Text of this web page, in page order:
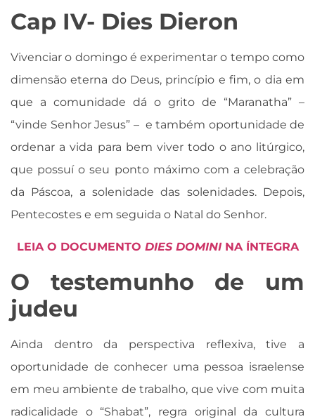
Cap IV- Dies Dieron
Vivenciar o domingo é experimentar o tempo como
dimensão eterna do Deus, princípio e fim, o dia em
que a comunidade dá o grito de “Maranatha” –
“vinde Senhor Jesus” – e também oportunidade de
ordenar a vida para bem viver todo o ano litúrgico,
que possuí o seu ponto máximo com a celebração
da Páscoa, a solenidade das solenidades. Depois,
Pentecostes e em seguida o Natal do Senhor.
LEIA O DOCUMENTO DIES DOMININA ÍNTEGRA
O testemunho de um
judeu
Ainda dentro da perspectiva reflexiva, tive a
oportunidade de conhecer uma pessoa israelense
em meu ambiente de trabalho, que vive com muita
radicalidade o “Shabat”, regra original da cultura